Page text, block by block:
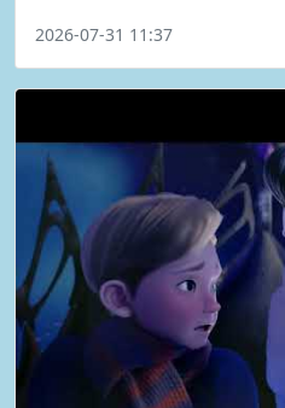
2026-07-31 11:37